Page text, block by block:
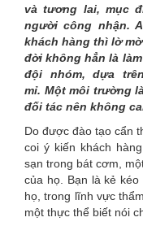
và tương lai, mục
người công nhận.
khách hàng thì lờ
đời không hẳn là
đội nhóm, dựa
mỉ. Một môi trường
đối tác nên không
Do được đào tạo cẩn
coi ý kiến khách
sạn trong bát cơm,
của họ. Bạn là kẻ
họ, trong lĩnh vực
một thực thể biết nói